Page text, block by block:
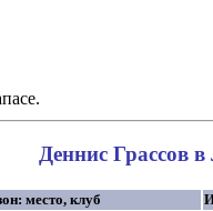
Деннис Грассов
место, клуб